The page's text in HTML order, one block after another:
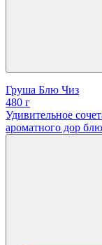
Груша Блю Чиз
480 г
Удивительное
ароматного дор